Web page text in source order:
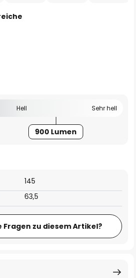
Hell Sehr hell
900 Lumen
145
63,5
Fragen zu diesem Artikel?